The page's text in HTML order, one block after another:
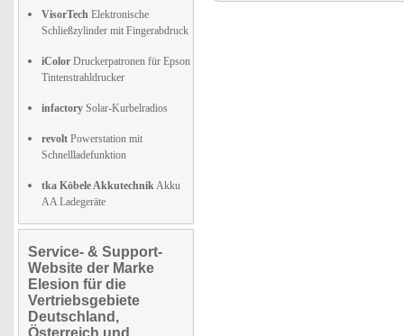
VisorTech Elektronische
Schließzylinder mit Fingerabdruck
iColor Druckerpatronen für Epson
Tintenstrahldrucker
infactory Solar-Kurbelradios
revolt Powerstation mit
Schnellladefunktion
tka Köbele AkkutechnikAkku
AA Ladegeräte
Service- & Support-
Website der Marke
Elesion für die
Vertriebsgebiete
Deutschland,
Österreich und